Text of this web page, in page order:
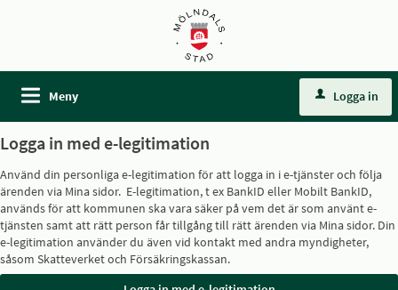
Meny Logga in
Logga in med e-legitimation
Använd din personliga e-legitimation för att logga in i e-tjänster och följa
ärenden via Mina sidor. E-legitimation, t ex BankID eller Mobilt BankID,
används för att kommunen ska vara säker på vem det är som använt e-
tjänsten samt att rätt person får tillgång till rätt ärenden via Mina sidor. Din
e-legitimation använder du även vid kontakt med andra myndigheter,
såsom Skatteverket och Försäkringskassan.